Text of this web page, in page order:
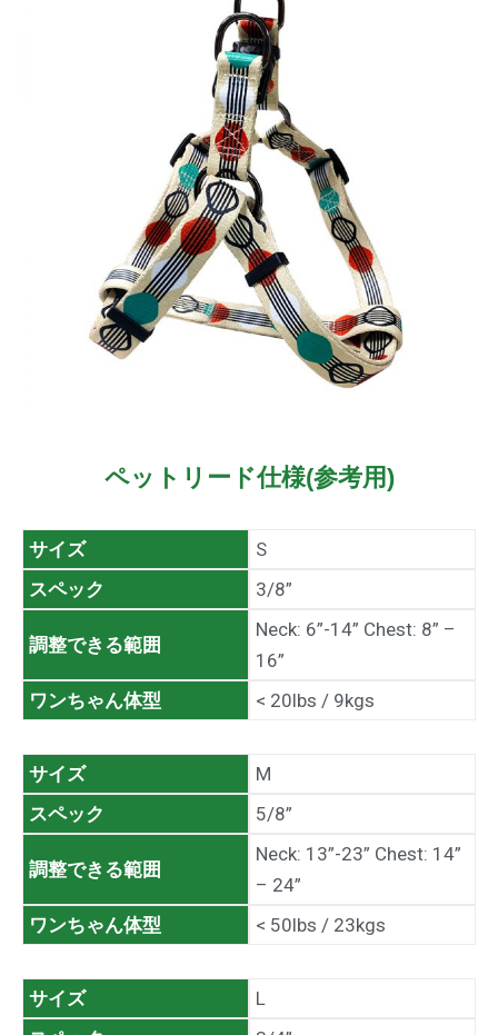
ペットリード仕様(参考用)
サイズ
スペック
調整できる範囲
ワンちゃん体型
S
3/8”
Neck: 6”-14” Chest: 8” –
16”
< 20lbs / 9kgs
サイズ
スペック
調整できる範囲
ワンちゃん体型
M
5/8”
Neck: 13”-23” Chest: 14”
– 24”
< 50lbs / 23kgs
サイズ
L